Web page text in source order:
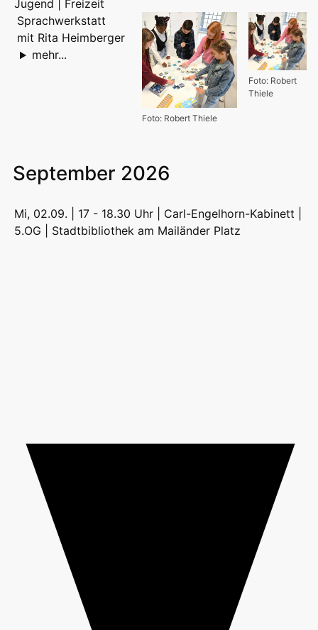
Jugend | Freizeit
Foto: Robert
Thiele
Foto: Robert Thiele
Sprachwerkstatt
mit Rita Heimberger
mehr...
September 2026
Mi, 02.09. | 17 - 18.30 Uhr | Carl-Engelhorn-Kabinett |
5.OG | Stadtbibliothek am Mailänder Platz